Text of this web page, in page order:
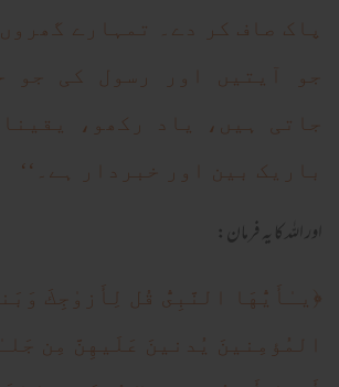
پاک صاف کر دے۔ تمہارے
جو آیتیں اور رسول کی جو
جاتی ہیں، یاد رکھو، یقینا
باریک بین اور خبردار ہے۔‘‘
اور اللہ کا یہ فرمان:
﴿
يـٰأَيُّهَا النَّبِىُّ قُل لِأَزو‌ٰجِكَ
المُؤمِنينَ يُدنينَ عَلَيهِنَّ مِن